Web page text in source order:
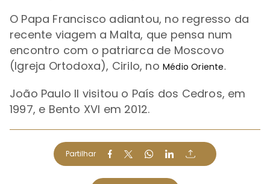
O Papa Francisco adiantou, no regresso da
recente viagem a Malta, que pensa num
encontro com o patriarca de Moscovo
(Igreja Ortodoxa), Cirilo, no Médio Oriente.
João Paulo II visitou o País dos Cedros, em
1997, e Bento XVI em 2012.
Partilhar